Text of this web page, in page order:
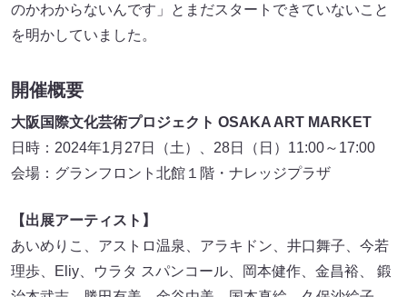
のかわからないんです」とまだスタートできていないこと
を明かしていました。
開催概要
大阪国際文化芸術プロジェクト OSAKA ART MARKET
日時：2024年1月27日（土）、28日（日）11:00～17:00
会場：グランフロント北館１階・ナレッジプラザ
【出展アーティスト】
あいめりこ、アストロ温泉、アラキドン、井口舞子、今若
理歩、Eliy、ウラタ スパンコール、岡本健作、金昌裕、 鍛